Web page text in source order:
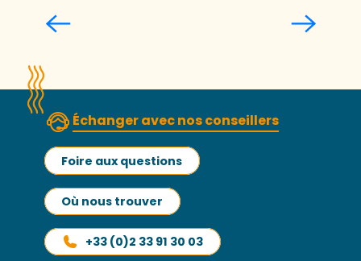
Échanger avec nos conseillers
Foire aux questions
Où nous trouver
+33 (0)2 33 91 30 03